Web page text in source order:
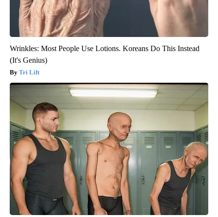
Wrinkles: Most People Use Lotions. Koreans Do This Instead
(It's Genius)
Tri Lift